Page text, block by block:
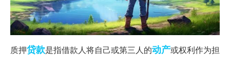
质押贷款是指借款人将自己或第三人的动产或权利作为担